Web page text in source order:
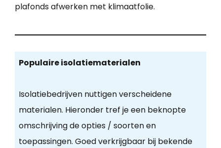
plafonds afwerken met klimaatfolie.
Populaire isolatiematerialen
Isolatiebedrijven nuttigen verscheidene
materialen. Hieronder tref je een beknopte
omschrijving de opties / soorten en
toepassingen. Goed verkrijgbaar bij bekende